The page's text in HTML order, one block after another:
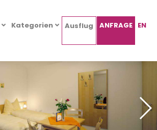
Kategorien Ausflug ANFRAGE EN